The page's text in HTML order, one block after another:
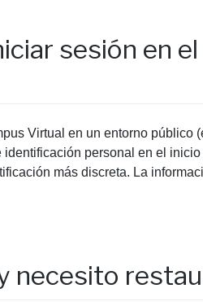
sesión en
Virtual en un entorno
personal en el
más discreta. La
necesito